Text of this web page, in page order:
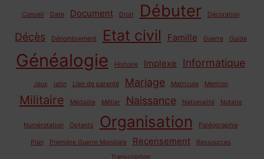
Conseil Date Document Droit Débuter Décoration
Décès Dénombrement Etat civil Famille Guerre Guide
Généalogie Histoire Implexe Informatique
Jeux latin Lien de parenté Mariage Matricule Mention
Militaire Médaille Métier Naissance Nationalité Notaire
Numérotation Optants Organisation Paléographie
Plan Première Guerre Mondiale Recensement
Ressources
Transcription